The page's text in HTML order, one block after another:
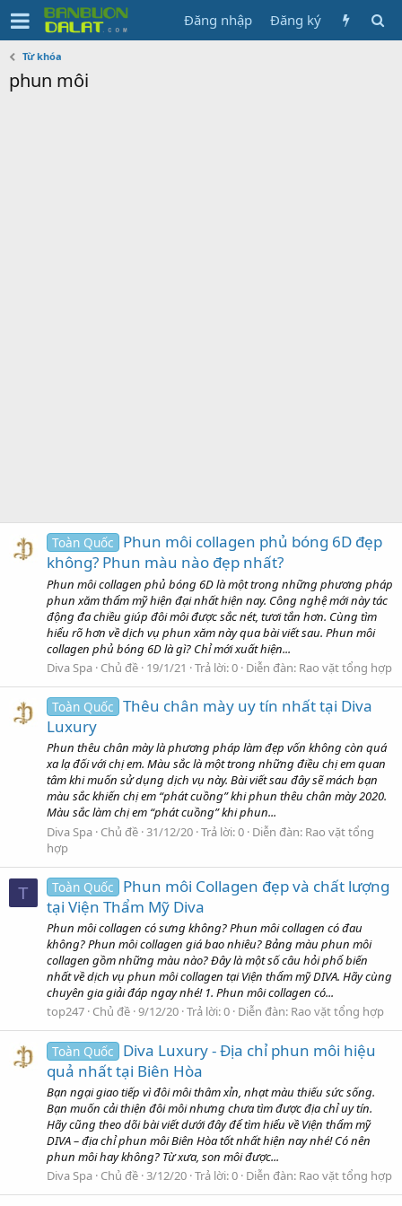
Đăng nhập Đăng ký
Từ khóa
phun môi
Toàn Quốc
Phun môi collagen phủ bóng 6D đẹp
không? Phun màu nào đẹp nhất?
Phun môi collagen phủ bóng 6D là một trong những phương pháp
phun xăm thẩm mỹ hiện đại nhất hiện nay. Công nghệ mới này tác
động đa chiều giúp đôi môi được sắc nét, tươi tắn hơn. Cùng tìm
hiểu rõ hơn về dịch vụ phun xăm này qua bài viết sau. Phun môi
collagen phủ bóng 6D là gì? Chỉ mới xuất hiện...
Diva Spa Chủ đề 19/1/21 Trả lời: 0 Diễn đàn: Rao vặt tổng hợp
Toàn Quốc Thêu chân mày uy tín nhất tại Diva
Luxury
Phun thêu chân mày là phương pháp làm đẹp vốn không còn quá
xa lạ đối với chị em. Màu sắc là một trong những điều chị em quan
tâm khi muốn sử dụng dịch vụ này. Bài viết sau đây sẽ mách bạn
màu sắc khiến chị em “phát cuồng” khi phun thêu chân mày 2020.
Màu sắc làm chị em “phát cuồng” khi phun...
Diva Spa Chủ đề 31/12/20 Trả lời: 0 Diễn đàn: Rao vặt tổng
hợp
T Toàn Quốc
Phun môi Collagen đẹp và chất lượng
tại Viện Thẩm Mỹ Diva
Phun môi collagen có sưng không? Phun môi collagen có đau
không? Phun môi collagen giá bao nhiêu? Bảng màu phun môi
collagen gồm những màu nào? Đây là một số câu hỏi phổ biến
nhất về dịch vụ phun môi collagen tại Viện thẩm mỹ DIVA. Hãy cùng
chuyên gia giải đáp ngay nhé! 1. Phun môi collagen có...
top247 Chủ đề 9/12/20 Trả lời: 0 Diễn đàn: Rao vặt tổng hợp
Toàn Quốc
Diva Luxury - Địa chỉ phun môi hiệu
quả nhất tại Biên Hòa
Bạn ngại giao tiếp vì đôi môi thâm xỉn, nhạt màu thiếu sức sống.
Bạn muốn cải thiện đôi môi nhưng chưa tìm được địa chỉ uy tín.
Hãy cũng theo dõi bài viết dưới đây để tìm hiểu về Viện thẩm mỹ
DIVA – địa chỉ phun môi Biên Hòa tốt nhất hiện nay nhé! Có nên
phun môi hay không? Từ xưa, son môi được...
Diva Spa Chủ đề 3/12/20 Trả lời: 0 Diễn đàn: Rao vặt tổng hợp